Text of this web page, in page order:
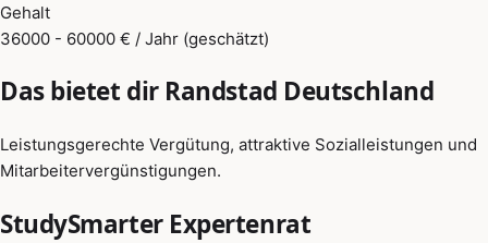
Gehalt
36000 - 60000 € / Jahr (geschätzt)
Das bietet dir Randstad Deutschland
Leistungsgerechte Vergütung, attraktive Sozialleistungen und
Mitarbeitervergünstigungen.
StudySmarter Expertenrat